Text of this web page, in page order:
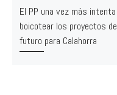
El PP una vez más intenta
boicotear los proyectos de
futuro para Calahorra